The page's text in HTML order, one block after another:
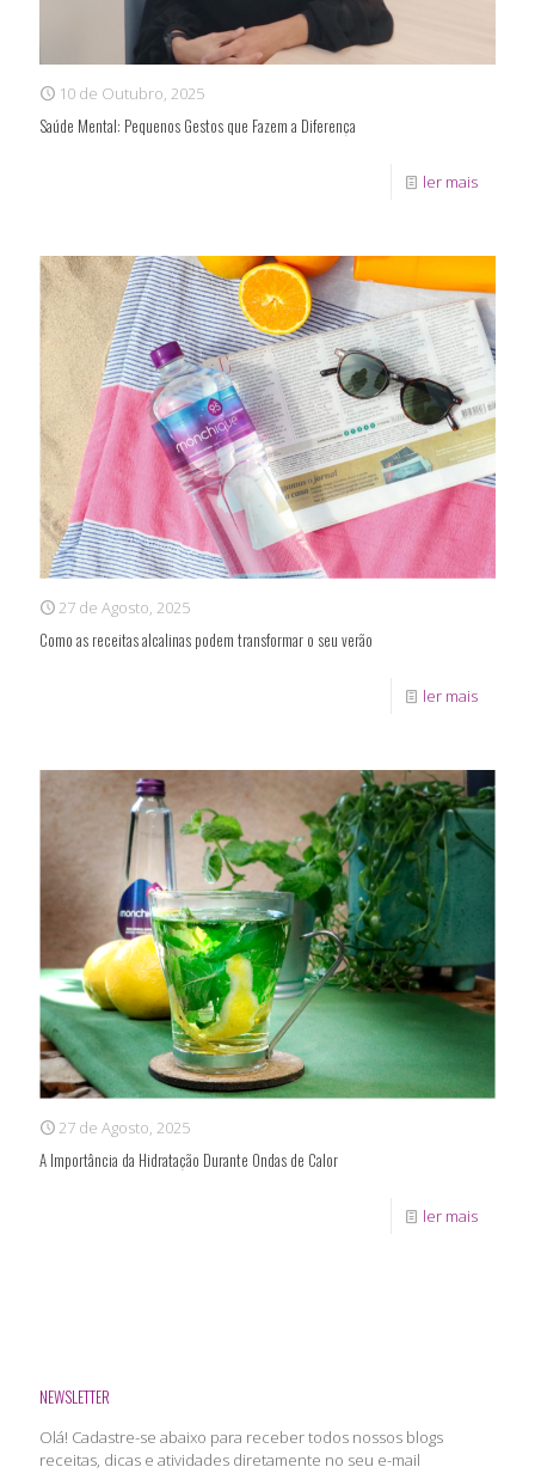
10 de Outubro, 2025
Saúde Mental: Pequenos Gestos que Fazem a Diferença
ler mais
27 de Agosto, 2025
Como as receitas alcalinas podem transformar o seu verão
ler mais
27 de Agosto, 2025
A Importância da Hidratação Durante Ondas de Calor
ler mais
NEWSLETTER
Olá! Cadastre-se abaixo para receber todos nossos blogs
receitas, dicas e atividades diretamente no seu e-mail